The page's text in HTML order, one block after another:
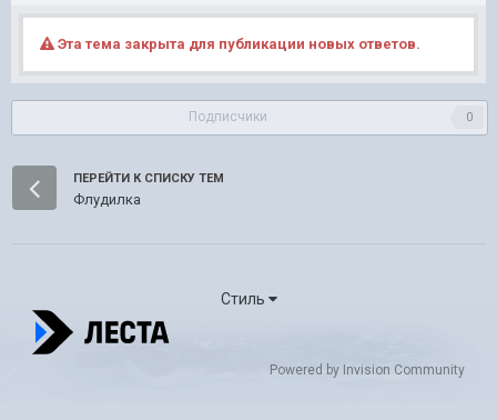
Эта тема закрыта для публикации новых ответов.
Подписчики 0
ПЕРЕЙТИ К СПИСКУ ТЕМ
Флудилка
Стиль
Powered by Invision Community